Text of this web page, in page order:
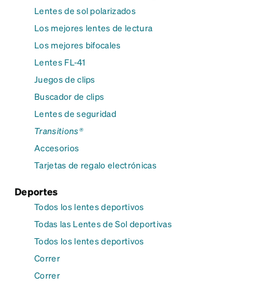
Lentes de sol polarizados
Los mejores lentes de lectura
Los mejores bifocales
Lentes FL-41
Juegos de clips
Buscador de clips
Lentes de seguridad
Transitions®
Accesorios
Tarjetas de regalo electrónicas
Deportes
Todos los lentes deportivos
Todas las Lentes de Sol deportivas
Todos los lentes deportivos
Correr
Correr